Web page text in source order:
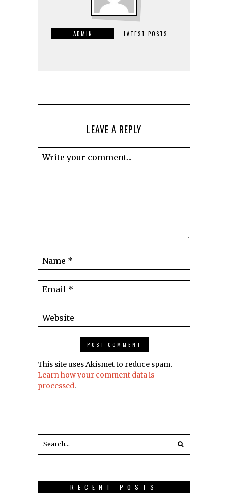
ADMIN LATEST POSTS
LEAVE A REPLY
This site uses Akismet to reduce spam.
Learn how your comment data is
processed.
RECENT POSTS